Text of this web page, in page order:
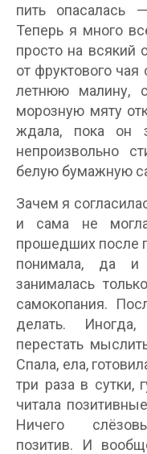
пить опасалась
Теперь я много
просто на всякий
от фруктового
летнюю малину,
морозную мяту
ждала, пока он
непроизвольно
белую бумажную
Зачем я
и сама не
прошедших после
понимала, да и
занималась
самокопания.
делать.
перестать
Спала, ела,
три раза в сутки,
читала
Ничего
позитив. И